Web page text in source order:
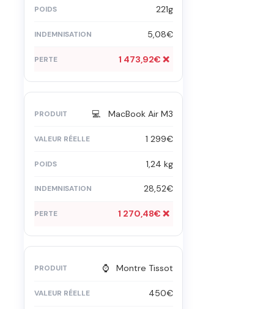
221g
5,08€
1 473,92€ ❌
💻 MacBook Air M3
1 299€
1,24 kg
28,52€
1 270,48€ ❌
⌚ Montre Tissot
450€